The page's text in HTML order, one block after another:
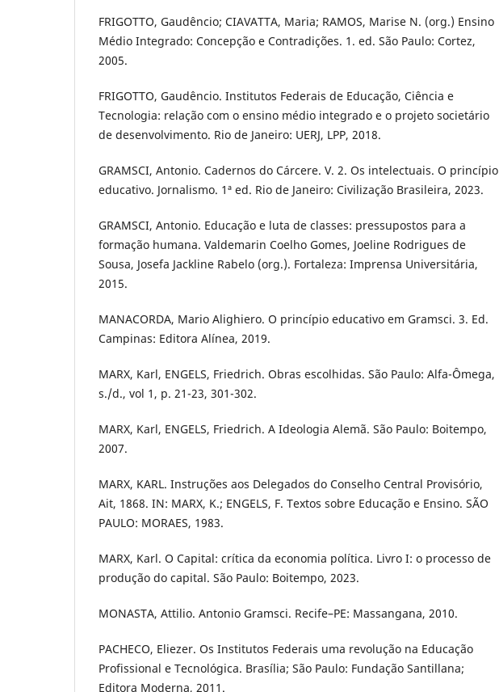
FRIGOTTO, Gaudêncio; CIAVATTA, Maria; RAMOS, Marise N. (org.) Ensino
Médio Integrado: Concepção e Contradições. 1. ed. São Paulo: Cortez,
2005.
FRIGOTTO, Gaudêncio. Institutos Federais de Educação, Ciência e
Tecnologia: relação com o ensino médio integrado e o projeto societário
de desenvolvimento. Rio de Janeiro: UERJ, LPP, 2018.
GRAMSCI, Antonio. Cadernos do Cárcere. V. 2. Os intelectuais. O princípio
educativo. Jornalismo. 1ª ed. Rio de Janeiro: Civilização Brasileira, 2023.
GRAMSCI, Antonio. Educação e luta de classes: pressupostos para a
formação humana. Valdemarin Coelho Gomes, Joeline Rodrigues de
Sousa, Josefa Jackline Rabelo (org.). Fortaleza: Imprensa Universitária,
2015.
MANACORDA, Mario Alighiero. O princípio educativo em Gramsci. 3. Ed.
Campinas: Editora Alínea, 2019.
MARX, Karl, ENGELS, Friedrich. Obras escolhidas. São Paulo: Alfa-Ômega,
s./d., vol 1, p. 21-23, 301-302.
MARX, Karl, ENGELS, Friedrich. A Ideologia Alemã. São Paulo: Boitempo,
2007.
MARX, KARL. Instruções aos Delegados do Conselho Central Provisório,
Ait, 1868. IN: MARX, K.; ENGELS, F. Textos sobre Educação e Ensino. SÃO
PAULO: MORAES, 1983.
MARX, Karl. O Capital: crítica da economia política. Livro I: o processo de
produção do capital. São Paulo: Boitempo, 2023.
MONASTA, Attilio. Antonio Gramsci. Recife–PE: Massangana, 2010.
PACHECO, Eliezer. Os Institutos Federais uma revolução na Educação
Profissional e Tecnológica. Brasília; São Paulo: Fundação Santillana;
Editora Moderna, 2011.